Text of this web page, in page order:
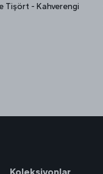
Tişört - Kahverengi